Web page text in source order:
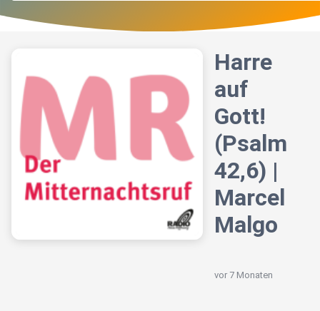
Harre
auf
Gott!
(Psalm
42,6) |
Marcel
Malgo
vor 7 Monaten